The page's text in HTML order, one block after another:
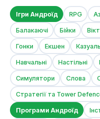
Ігри Андроїд RPG
Балакаючі Бійки
Гонки Екшен
Навчальні Настільні
Симулятори Слова
Стратегії та Tower
Програми Андроїд